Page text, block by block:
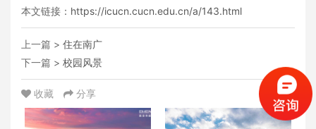
本文链接： https://icucn.cucn.edu.cn/a/143.html
上一篇 > 住在南广
下一篇 > 校园风景
收藏 分享